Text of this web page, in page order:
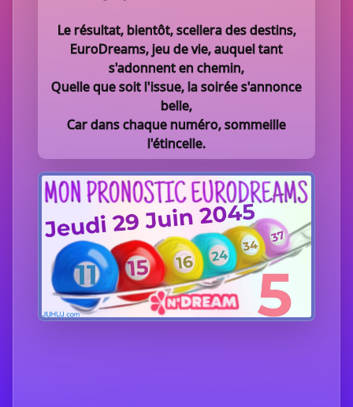
Le résultat, bientôt, scellera des destins,
EuroDreams, jeu de vie, auquel tant
s'adonnent en chemin,
Quelle que soit l'issue, la soirée s'annonce
belle,
Car dans chaque numéro, sommeille
l'étincelle.